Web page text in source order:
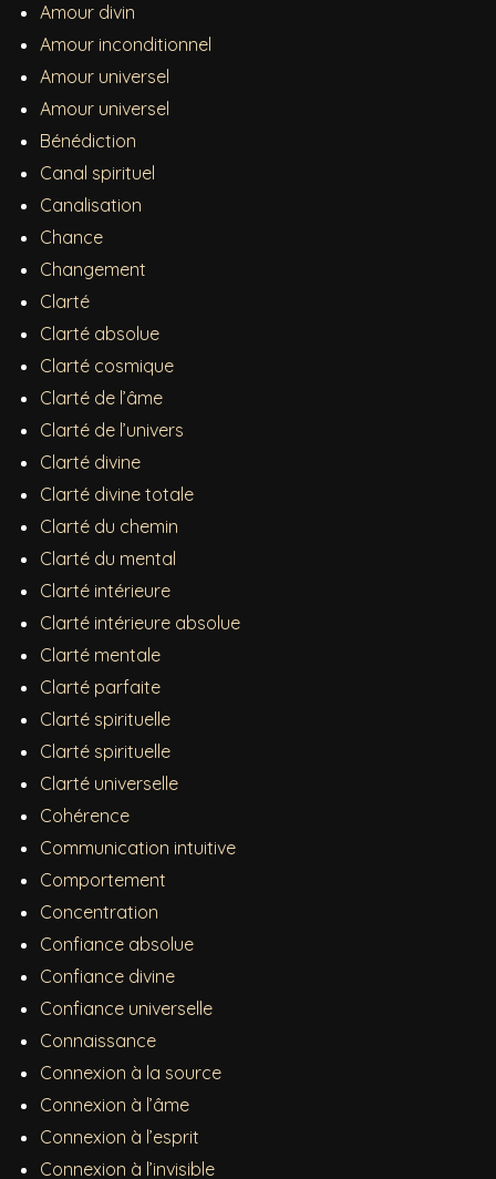
Amour divin
Amour inconditionnel
Amour universel
Amour universel
Bénédiction
Canal spirituel
Canalisation
Chance
Changement
Clarté
Clarté absolue
Clarté cosmique
Clarté de l’âme
Clarté de l’univers
Clarté divine
Clarté divine totale
Clarté du chemin
Clarté du mental
Clarté intérieure
Clarté intérieure absolue
Clarté mentale
Clarté parfaite
Clarté spirituelle
Clarté spirituelle
Clarté universelle
Cohérence
Communication intuitive
Comportement
Concentration
Confiance absolue
Confiance divine
Confiance universelle
Connaissance
Connexion à la source
Connexion à l’âme
Connexion à l’esprit
Connexion à l’invisible